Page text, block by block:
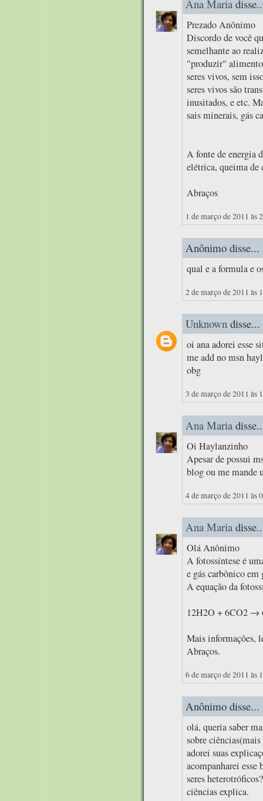
Ana Maria
Prezado Anônimo
Discordo de você
semelhante ao
"produzir"
seres vivos, sem
seres vivos são
inusitados, e etc.
sais minerais, gás
A fonte de energia
elétrica, queima de
Abraços
1 de março de 2011 às
Anônimo disse...
qual e a formula e
2 de março de 2011 às
Unknown disse...
oi ana adorei esse
me add no msn
obg
3 de março de 2011 às
Ana Maria
Oi Haylanzinho
Apesar de possui
blog ou me mande
4 de março de 2011 às
Ana Maria
Olá Anônimo
A fotossíntese é
e gás carbônico
A equação da
12H2O + 6CO2 →
Mais informações,
Abraços.
6 de março de 2011 às
Anônimo disse...
olá, queria saber
sobre
adorei suas
acompanharei
seres
ciências explica.